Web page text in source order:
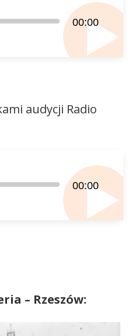
00:00
audycji Radio
00:00
– Rzeszów: